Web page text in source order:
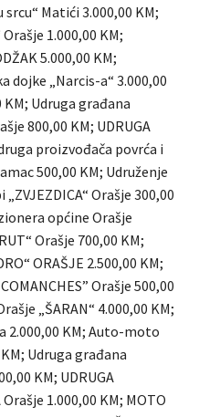
srcu“ Matići 3.000,00 KM;
1.000,00 KM;
5.000,00 KM;
dojke „Narcis-a“ 3.000,00
KM; Udruga građana
800,00 KM; UDRUGA
proizvođača povrća i
500,00 KM; Udruženje
Orašje 300,00
općine Orašje
Orašje 700,00 KM;
ORAŠJE 2.500,00 KM;
Orašje 500,00
„ŠARAN“ 4.000,00 KM;
2.000,00 KM; Auto-moto
Udruga građana
KM; UDRUGA
Orašje 1.000,00 KM; MOTO